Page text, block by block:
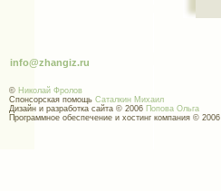
info@zhangiz.ru
© Николай Фролов
Спонсорская помощь Саталкин Михаил
Дизайн и разработка сайта © 2006 Попова Ольга
Программное обеспечение и хостинг компания © 2006